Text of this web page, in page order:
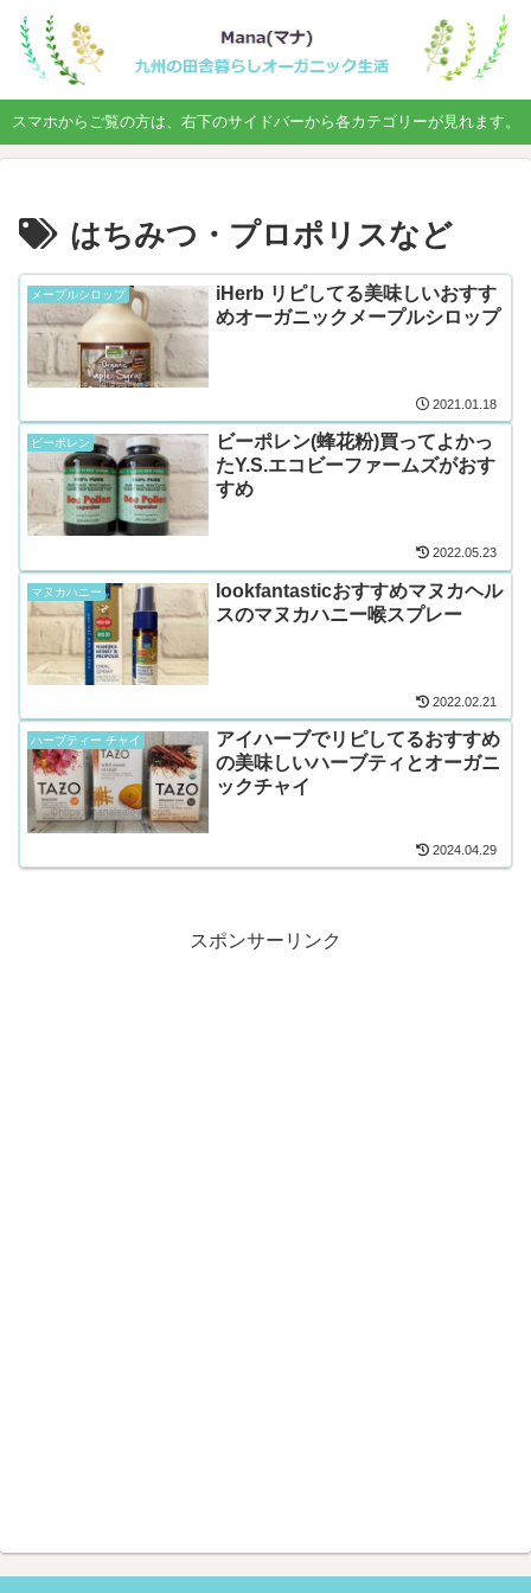
スマホからご覧の方は、右下のサイドバーから各カテゴリーが見れます。
はちみつ・プロポリスなど
メープルシロップ
iHerb リピしてる美味しいおすす
めオーガニックメープルシロップ
2021.01.18
ビーポレン
ビーポレン(蜂花粉)買ってよかっ
たY.S.エコビーファームズがおす
すめ
2022.05.23
マヌカハニー
lookfantasticおすすめマヌカヘル
スのマヌカハニー喉スプレー
2022.02.21
ハーブティー チャイ
アイハーブでリピしてるおすすめ
の美味しいハーブティとオーガニ
ックチャイ
2024.04.29
スポンサーリンク